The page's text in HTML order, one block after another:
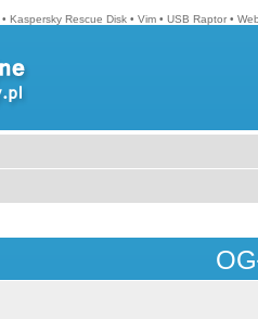
• Kaspersky Rescue Disk • Vim • USB Raptor •